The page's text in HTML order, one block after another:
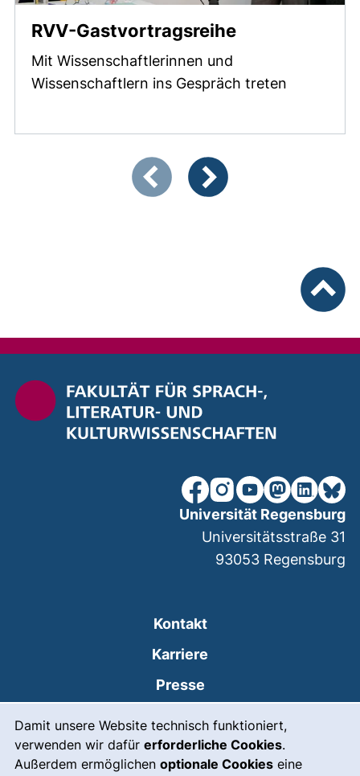
Damit unsere Website technisch funktioniert,
verwenden wir dafür erforderliche Cookies.
Außerdem ermöglichen optionale Cookies eine
RVV-Gastvortragsreihe
Mit Wissenschaftlerinnen und
Wissenschaftlern ins Gespräch treten
Zeigt Folie 1 von 3
nach
unsere Facebook-Seite
unsere Instagram-
unsere YouTube-
unsereunsere
Kontakt
Karriere
Presse
Leichte Sprache
Universität Regensburg
Universitätsstraße 31
93053 Regensburg